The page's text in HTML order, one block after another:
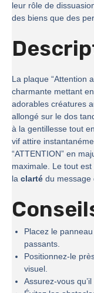
leur rôle de
des biens que des
La plaque “Attention
charmante mettant
adorables créatures
allongé sur le dos
à la gentillesse tout
vif attire
“ATTENTION” en
maximale. Le tout
la clarté du message
Placez le
passants.
Positionnez-le
visuel.
Assurez-vous